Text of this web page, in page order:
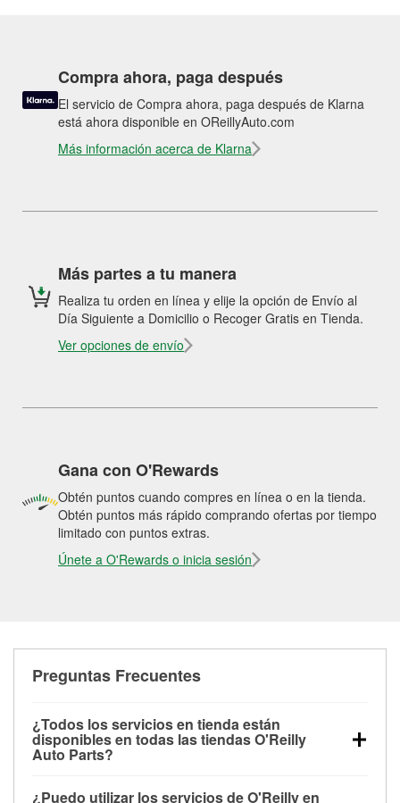
Compra ahora, paga después
El servicio de Compra ahora, paga después de Klarna
está ahora disponible en OReillyAuto.com
Más información acerca de Klarna
Más partes a tu manera
Realiza tu orden en línea y elije la opción de Envío al
Día Siguiente a Domicilio o Recoger Gratis en Tienda.
Ver opciones de envío
Gana con O'Rewards
Obtén puntos cuando compres en línea o en la tienda.
Obtén puntos más rápido comprando ofertas por tiempo
limitado con puntos extras.
Únete a O'Rewards o inicia sesión
Preguntas Frecuentes
¿Todos los servicios en tienda están
disponibles en todas las tiendas O'Reilly
Auto Parts?
¿Puedo utilizar los servicios de O'Reilly en